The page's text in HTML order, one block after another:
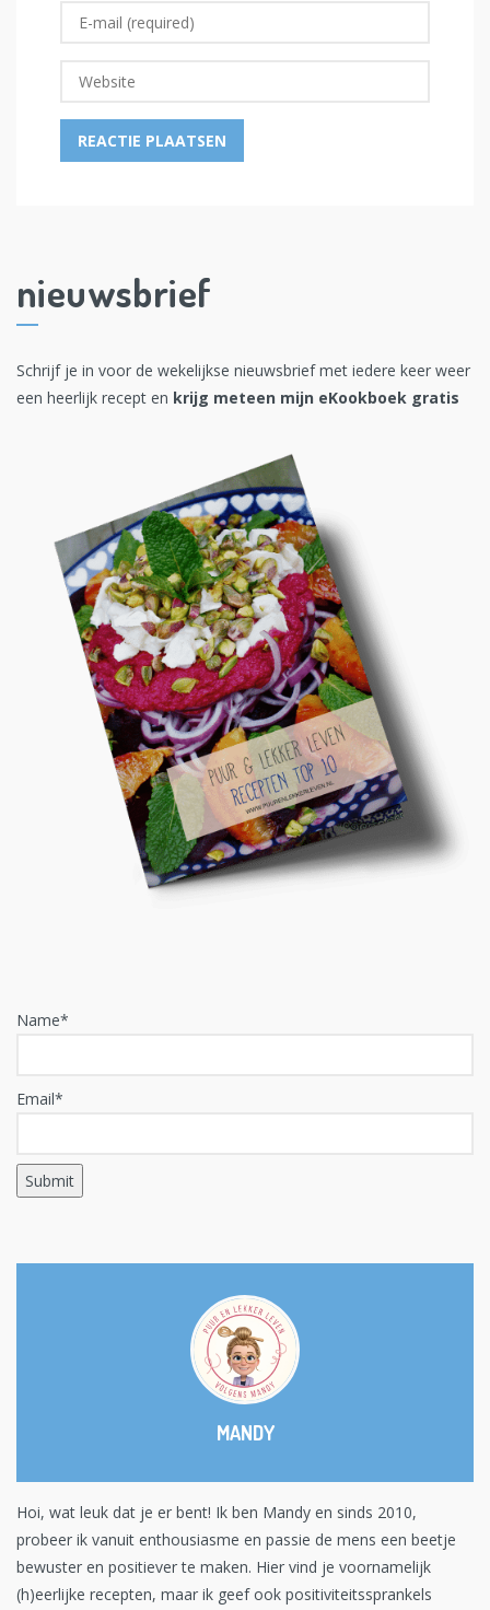
nieuwsbrief
Schrijf je in voor de wekelijkse nieuwsbrief met iedere keer weer
een heerlijk recept en krijg meteen mijn eKookboek gratis
Name*
Email*
MANDY
Hoi, wat leuk dat je er bent! Ik ben Mandy en sinds 2010,
probeer ik vanuit enthousiasme en passie de mens een beetje
bewuster en positiever te maken. Hier vind je voornamelijk
(h)eerlijke recepten, maar ik geef ook positiviteitssprankels